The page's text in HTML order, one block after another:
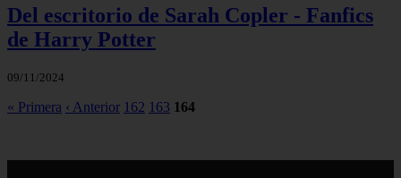
Del escritorio de Sarah Copler - Fanfics
de Harry Potter
09/11/2024
« Primera ‹ Anterior 162 163 164